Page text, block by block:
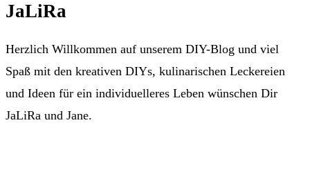
JaLiRa
Herzlich Willkommen auf unserem DIY-Blog und viel
Spaß mit den kreativen DIYs, kulinarischen Leckereien
und Ideen für ein individuelleres Leben wünschen Dir
JaLiRa und Jane.